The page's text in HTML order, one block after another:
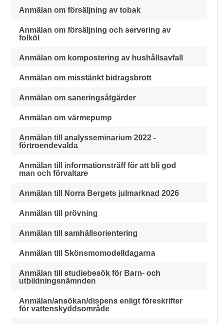
Anmälan om försäljning av tobak
Anmälan om försäljning och servering av
folköl
Anmälan om kompostering av hushållsavfall
Anmälan om misstänkt bidragsbrott
Anmälan om saneringsåtgärder
Anmälan om värmepump
Anmälan till analysseminarium 2022 -
förtroendevalda
Anmälan till informationsträff för att bli god
man och förvaltare
Anmälan till Norra Bergets julmarknad 2026
Anmälan till prövning
Anmälan till samhällsorientering
Anmälan till Skönsmomodelldagarna
Anmälan till studiebesök för Barn- och
utbildningsnämnden
Anmälan/ansökan/dispens enligt föreskrifter
för vattenskyddsområde